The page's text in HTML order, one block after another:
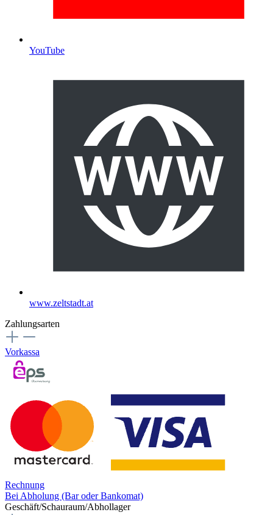
YouTube
www.zeltstadt.at
Zahlungsarten
Vorkassa
Rechnung
Bei Abholung (Bar oder Bankomat)
Geschäft/Schauraum/Abhollager